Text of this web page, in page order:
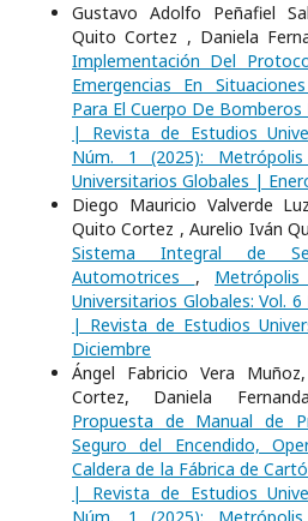
Gustavo Adolfo Peñafiel
Quito Cortez , Daniela
Implementación Del
Emergencias En
Para El Cuerpo De Bomberos
| Revista de Estudios
Núm. 1 (2025):
Universitarios Globales |
Diego Mauricio Valverde
Quito Cortez , Aurelio Iván
Sistema Integral de
Automotrices ,
Universitarios Globales: Vol.
| Revista de Estudios
Diciembre
Ángel Fabricio Vera
Cortez, Daniela
Propuesta de Manual de
Seguro del Encendido,
Caldera de la Fábrica de
| Revista de Estudios